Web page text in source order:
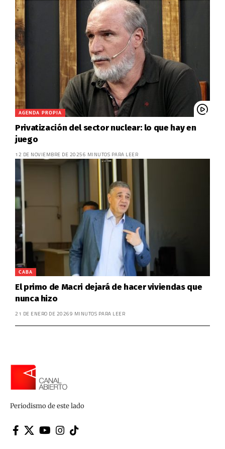
AGENDA PROPIA
Privatización del sector nuclear: lo que hay en
juego
12 DE NOVIEMBRE DE 20256 MINUTOS PARA LEER
CABA
El primo de Macri dejará de hacer viviendas que
nunca hizo
21 DE ENERO DE 20269 MINUTOS PARA LEER
Periodismo de este lado